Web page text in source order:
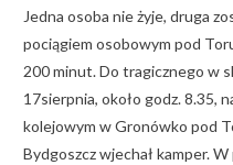
Jedna osoba nie żyje, druga
pociągiem osobowym pod
200 minut. Do tragicznego w
17sierpnia, około godz. 8.35,
kolejowym w Gronówko pod
Bydgoszcz wjechał kamper.